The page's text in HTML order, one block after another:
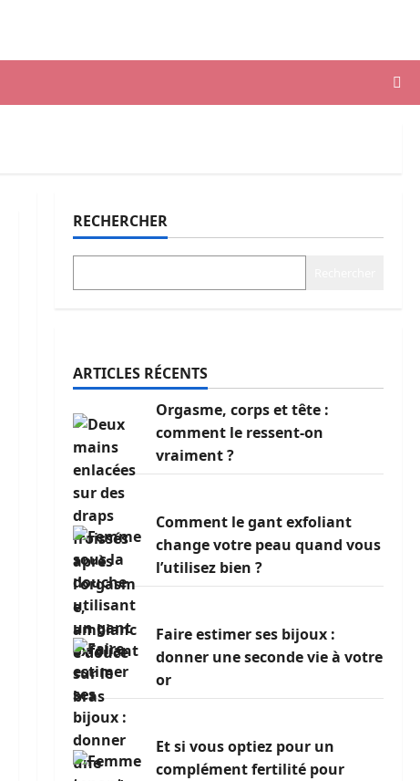
RECHERCHER
ARTICLES RÉCENTS
Orgasme, corps et tête :
comment le ressent-on
vraiment ?
Comment le gant exfoliant
change votre peau quand vous
l’utilisez bien ?
Faire estimer ses bijoux :
donner une seconde vie à votre
or
Et si vous optiez pour un
complément fertilité pour